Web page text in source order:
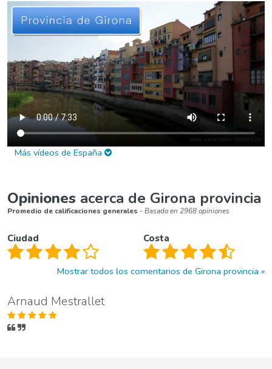
Más vídeos de España
Opiniones acerca de Girona provincia
Promedio de calificaciones generales - Basado en 2968 opiniones
Ciudad Costa
Mostrar todos los comentarios de Girona provincia
Arnaud Mestrallet